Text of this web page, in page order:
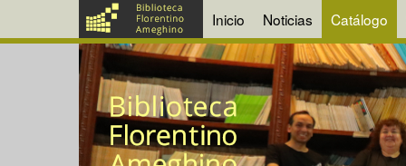
Inicio Noticias Catálogo